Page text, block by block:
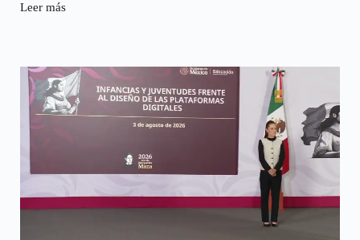
Leer más